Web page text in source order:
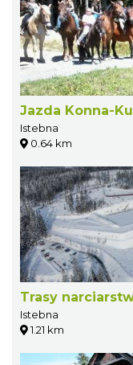
Jazda Konna-
Istebna
0.64 km
Trasy
Istebna
1.21 km